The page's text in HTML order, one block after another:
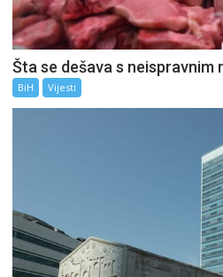
Šta se dešava s neispravnim
BiH Vijesti